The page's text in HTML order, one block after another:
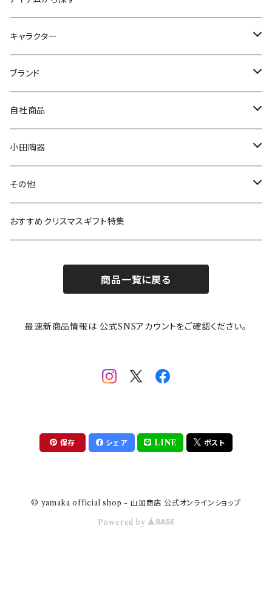
九谷焼
マグ＆カップ
プレート
ボウル
ガラスウェア
カトラリー
キャラクター
ムーミン
80th記念アイテム
リトルミイの日記念アイテム
MOOMIN ANIMATION
スヌーピー
ピーターラビット
ポケットモンスター
mofusand（モフサンド）
mofsand×日比谷花壇
ちびまる子ちゃんandクレヨンしんちゃん
ブランド
LA AMYS(エミーズ)
LISA LARSON(リサラーソン)
LAURA ASHLEY(ローラ アシュレイ)
Finlayson(フィンレイソン)
HANAE MORI(ハナエモリ)
THE BEATLES(ザ・ビートルズ)
【山加商店×yaeko】migratory bird
自社商品
ねこ企画
Cecera(セセラ)
CELEC(セレック)
隅切り重箱
HAPPY DINING(ハッピーダイニング)
小田陶器
さざなみ
吉祥
メイメイウェア
SoSo(ソソ）
その他
リサイクル食器
おすすめクリスマスギフト特集
商品一覧に戻る
最速新商品情報は 公式SNSアカウントをご確認ください。
保存 シェア LINE ポスト
© yamaka official shop - 山加商店 公式オンラインショップ
Powered by